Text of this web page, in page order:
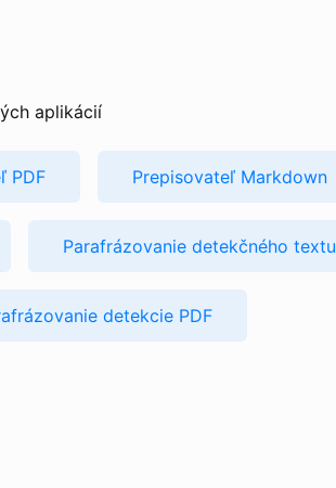
aplikácií
PDF Prepisovateľ Markdown
Parafrázovanie detekčného textu
detekcie PDF